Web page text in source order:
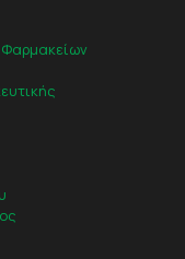
Φαρμακείων